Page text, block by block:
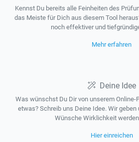
Kennst Du bereits alle Feinheiten des
das Meiste für Dich aus diesem Tool
noch effektiver und
Mehr erfahren
Deine Idee
Was wünschst Du Dir von unserem Online-
etwas? Schreib uns Deine Idee. Wir
Wünsche Wirklichkeit
Hier einreichen